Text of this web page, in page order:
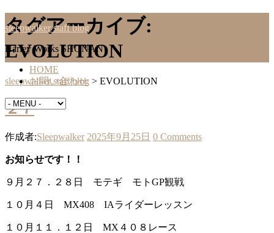
sleepwalker staff blog
Harley Works SHONAN
HOME
お問い合わせ
タグアーカイブ:
EVOLUTION
sleepwalker staff blog > EVOLUTION
２７
作成者:Sleepwalker 2025年9月25日 0 Comments
お知らせです！！
９月２７．２８日 モテギ モトGP観戦
１０月４日 MX408 IAライダーレッスン
１０月１１．１２日 MX４０８レース